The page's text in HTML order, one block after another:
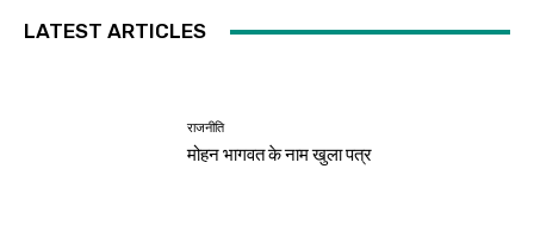
LATEST ARTICLES
राजनीति
मोहन भागवत के नाम खुला पत्र